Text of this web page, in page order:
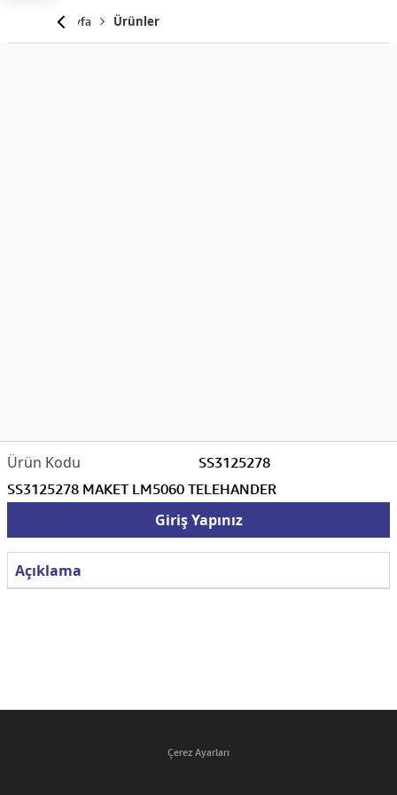
Anasayfa Ürünler
SS3125278
SS3125278 MAKET LM5060 TELEHANDER
Giriş Yapınız
Açıklama
Çerez Ayarları